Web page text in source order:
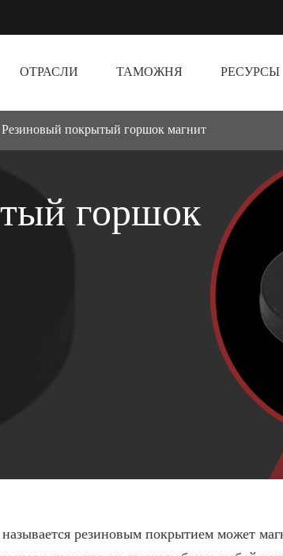
ОТРАСЛИ ТАМОЖНЯ РЕСУРСЫ
горшок
Резиновый покрытый горшок магнит
резиновым покрытием может